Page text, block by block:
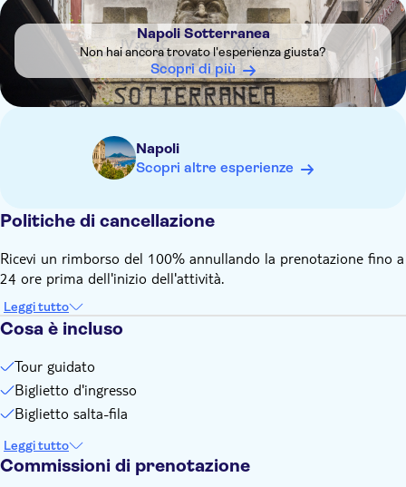
Le visite in inglese si svolgono alle 12:00 e alle 14:00
I bambini piccoli (2-3 anni) entrano gratis
Questo è un biglietto salta fila, recati all'ingresso in anticipo
all'ora della visita e mostra il voucher
portatevi una giacca
Napoli Sotterranea
Non hai ancora trovato l'esperienza giusta?
Scopri di più
Napoli
Scopri altre esperienze
Politiche di cancellazione
Ricevi un rimborso del 100% annullando la prenotazione fino a
24 ore prima dell'inizio dell'attività.
Leggi tutto
Cosa è incluso
Tour guidato
Biglietto d'ingresso
Biglietto salta-fila
Leggi tutto
Commissioni di prenotazione